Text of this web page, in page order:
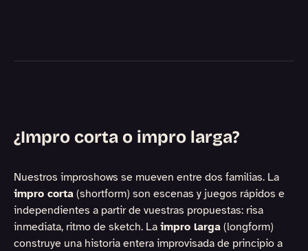
¿Impro corta o impro larga?
Nuestros improshows se mueven entre dos familias. La
impro corta (shortform) son escenas y juegos rápidos e
independientes a partir de vuestras propuestas: risa
inmediata, ritmo de sketch. Laimpro larga (longform)
construye una historia entera improvisada de principio a